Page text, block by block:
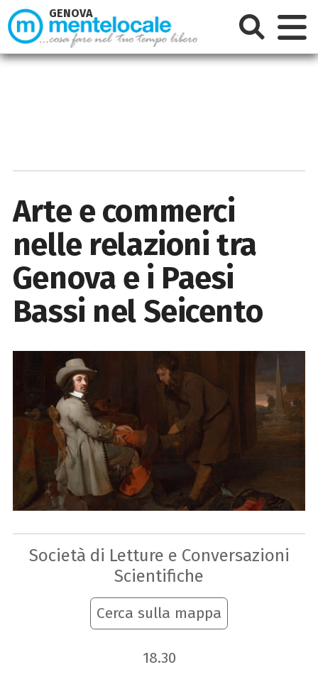
Arte e commerci
nelle relazioni tra
Genova e i Paesi
Bassi nel Seicento
Società di Letture e Conversazioni
Scientifiche
Cerca sulla mappa
18.30
GENOVA